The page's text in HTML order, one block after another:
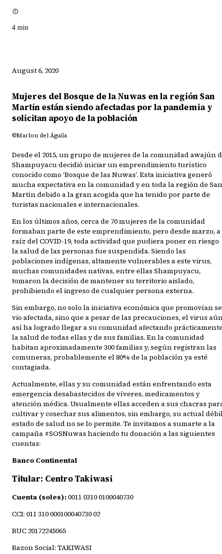
4 min
August 6, 2020
Mujeres del Bosque de la Nuwas en la región San
Martín están siendo afectadas por la pandemia y
solicitan apoyo de la población
©Marlon del Águila
Desde el 2015, un grupo de mujeres de la comunidad awajún
Shampuyacu decidió iniciar un emprendimiento turístico
conocido como ‘Bosque de las Nuwas’. Esta iniciativa generó
mucha expectativa en la comunidad y en toda la región de San
Martín debido a la gran acogida que ha tenido por parte de
turistas nacionales e internacionales.
En los últimos años, cerca de 70 mujeres de la comunidad
formaban parte de este emprendimiento, pero desde marzo, a
raíz del COVID-19, toda actividad que pudiera poner en riesgo
la salud de las personas fue suspendida. Siendo las
poblaciones indígenas, altamente vulnerables a este virus,
muchas comunidades nativas, entre ellas Shampuyacu,
tomaron la decisión de mantener su territorio aislado,
prohibiendo el ingreso de cualquier persona externa.
Sin embargo, no solo la iniciativa económica que promovían se
vio afectada, sino que a pesar de las precauciones, el virus
así ha logrado llegar a su comunidad afectando
la salud de todas ellas y de sus familias. En la comunidad
habitan aproximadamente 300 familias y, según registran las
comuneras, probablemente el 80% de la población ya esté
contagiada.
Actualmente, ellas y su comunidad están enfrentando esta
emergencia desabastecidos de víveres, medicamentos y
atención médica. Usualmente ellas acceden a sus chacras
cultivar y cosechar sus alimentos, sin embargo, su actual
estado de salud no se lo permite. Te invitamos a sumarte a la
campaña #SOSNuwas haciendo tu donación a las siguientes
cuentas:
Banco Continental
Titular: Centro Takiwasi
Cuenta (soles):0011 0310 0100040730
CCI: 011 310 000100040730 02
RUC 20172245065
Razon Social: TAKIWASI